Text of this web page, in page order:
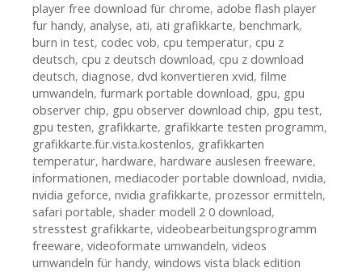
player free download für chrome, adobe flash player
fur handy, analyse, ati, ati grafikkarte, benchmark,
burn in test, codec vob, cpu temperatur, cpu z
deutsch, cpu z deutsch download, cpu z download
deutsch, diagnose, dvd konvertieren xvid, filme
umwandeln, furmark portable download, gpu, gpu
observer chip, gpu observer download chip, gpu test,
gpu testen, grafikkarte, grafikkarte testen programm,
grafikkarte.für.vista.kostenlos, grafikkarten
temperatur, hardware, hardware auslesen freeware,
informationen, mediacoder portable download, nvidia,
nvidia geforce, nvidia grafikkarte, prozessor ermitteln,
safari portable, shader modell 2 0 download,
stresstest grafikkarte, videobearbeitungsprogramm
freeware, videoformate umwandeln, videos
umwandeln für handy, windows vista black edition